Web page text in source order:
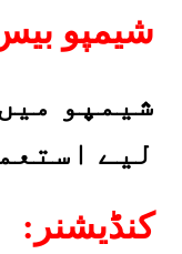
:شیمپو
شیمپو
لیے
:کنڈیشنر